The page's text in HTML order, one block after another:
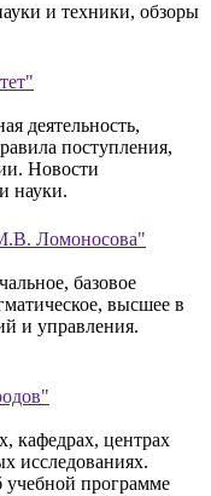
и техники, обзоры
деятельность,
поступления,
Новости
науки.
Ломоносова"
базовое
высшее в
и управления.
кафедрах, центрах
исследованиях.
учебной программе